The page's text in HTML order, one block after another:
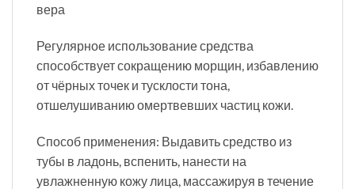
вера
Регулярное использование средства
способствует сокращению морщин, избавлению
от чёрных точек и тусклости тона,
отшелушиванию омертвевших частиц кожи.
Способ применения: Выдавить средство из
тубы в ладонь, вспенить, нанести на
увлажненную кожу лица, массажируя в течение